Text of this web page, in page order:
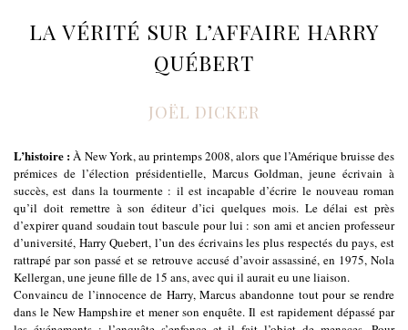
LA VÉRITÉ SUR L’AFFAIRE HARRY
QUÉBERT
JOËL DICKER
L’histoire :À New York, au printemps 2008, alors que l’Amérique bruisse des
prémices de l’élection présidentielle, Marcus Goldman, jeune écrivain à
succès, est dans la tourmente : il est incapable d’écrire le nouveau roman
qu’il doit remettre à son éditeur d’ici quelques mois. Le délai est près
d’expirer quand soudain tout bascule pour lui : son ami et ancien professeur
d’université, Harry Quebert, l’un des écrivains les plus respectés du pays, est
rattrapé par son passé et se retrouve accusé d’avoir assassiné, en 1975, Nola
Kellergan, une jeune fille de 15 ans, avec qui il aurait eu une liaison.
Convaincu de l’innocence de Harry, Marcus abandonne tout pour se rendre
dans le New Hampshire et mener son enquête. Il est rapidement dépassé par